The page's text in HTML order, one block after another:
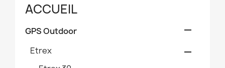
ACCUEIL
GPS Outdoor 
Etrex 